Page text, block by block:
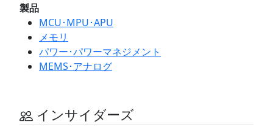
製品
MCU･MPU･APU
メモリ
パワー･パワーマネジメント
MEMS･アナログ
インサイダーズ